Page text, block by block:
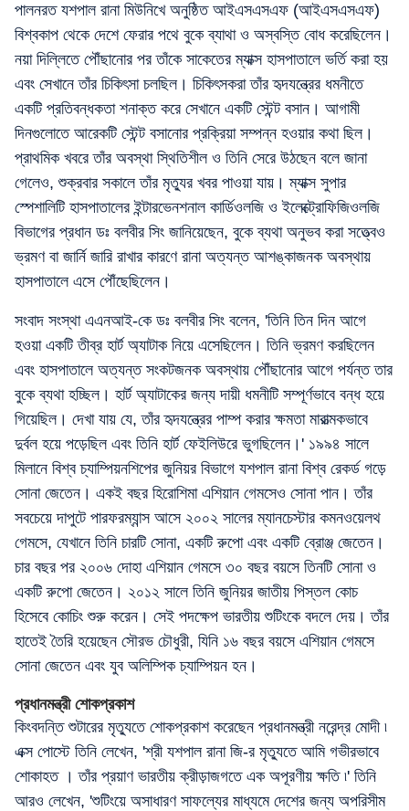
পালনরত যশপাল রানা মিউনিখে অনুষ্ঠিত আইএসএসএফ (আইএসএসএফ)
বিশ্বকাপ থেকে দেশে ফেরার পথে বুকে ব্যাথা ও অস্বস্তি বোধ করেছিলেন।
নয়া দিল্লিতে পৌঁছানোর পর তাঁকে সাকেতের ম্যাক্স হাসপাতালে ভর্তি করা হয়
এবং সেখানে তাঁর চিকিৎসা চলছিল। চিকিৎসকরা তাঁর হৃদযন্ত্রের ধমনীতে
একটি প্রতিবন্ধকতা শনাক্ত করে সেখানে একটি স্টেন্ট বসান। আগামী
দিনগুলোতে আরেকটি স্টেন্ট বসানোর প্রক্রিয়া সম্পন্ন হওয়ার কথা ছিল।
প্রাথমিক খবরে তাঁর অবস্থা স্থিতিশীল ও তিনি সেরে উঠছেন বলে জানা
গেলেও, শুক্রবার সকালে তাঁর মৃত্যুর খবর পাওয়া যায়। ম্যাক্স সুপার
স্পেশালিটি হাসপাতালের ইন্টারভেনশনাল কার্ডিওলজি ও ইলেক্ট্রোফিজিওলজি
বিভাগের প্রধান ডঃ বলবীর সিং জানিয়েছেন, বুকে ব্যথা অনুভব করা সত্ত্বেও
ভ্রমণ বা জার্নি জারি রাখার কারণে রানা অত্যন্ত আশঙ্কাজনক অবস্থায়
হাসপাতালে এসে পৌঁছেছিলেন।
সংবাদ সংস্থা এএনআই-কে ডঃ বলবীর সিং বলেন, 'তিনি তিন দিন আগে
হওয়া একটি তীব্র হার্ট অ্যাটাক নিয়ে এসেছিলেন। তিনি ভ্রমণ করছিলেন
এবং হাসপাতালে অত্যন্ত সংকটজনক অবস্থায় পৌঁছানোর আগে পর্যন্ত তার
বুকে ব্যথা হচ্ছিল। হার্ট অ্যাটাকের জন্য দায়ী ধমনীটি সম্পূর্ণভাবে বন্ধ হয়ে
গিয়েছিল। দেখা যায় যে, তাঁর হৃদযন্ত্রের পাম্প করার ক্ষমতা মারাত্মকভাবে
দুর্বল হয়ে পড়েছিল এবং তিনি হার্ট ফেইলিউরে ভুগছিলেন।' ১৯৯৪ সালে
মিলানে বিশ্ব চ্যাম্পিয়নশিপের জুনিয়র বিভাগে যশপাল রানা বিশ্ব রেকর্ড গড়ে
সোনা জেতেন। একই বছর হিরোশিমা এশিয়ান গেমসেও সোনা পান। তাঁর
সবচেয়ে দাপুটে পারফরম্যান্স আসে ২০০২ সালের ম্যানচেস্টার কমনওয়েলথ
গেমসে, যেখানে তিনি চারটি সোনা, একটি রুপো এবং একটি ব্রোঞ্জ জেতেন।
চার বছর পর ২০০৬ দোহা এশিয়ান গেমসে ৩০ বছর বয়সে তিনটি সোনা ও
একটি রুপো জেতেন। ২০১২ সালে তিনি জুনিয়র জাতীয় পিস্তল কোচ
হিসেবে কোচিং শুরু করেন। সেই পদক্ষেপ ভারতীয় শুটিংকে বদলে দেয়। তাঁর
হাতেই তৈরি হয়েছেন সৌরভ চৌধুরী, যিনি ১৬ বছর বয়সে এশিয়ান গেমসে
সোনা জেতেন এবং যুব অলিম্পিক চ্যাম্পিয়ন হন।
প্রধানমন্ত্রী শোকপ্রকাশ
কিংবদন্তি শুটারের মৃত্যুতে শোকপ্রকাশ করেছেন প্রধানমন্ত্রী নরেন্দ্র মোদী ৷
এক্স পোস্টে তিনি লেখেন, 'শ্রী যশপাল রানা জি-র মৃত্যুতে আমি গভীরভাবে
শোকাহত । তাঁর প্রয়াণ ভারতীয় ক্রীড়াজগতে এক অপূরণীয় ক্ষতি ৷' তিনি
আরও লেখেন, 'শুটিংয়ে অসাধারণ সাফল্যের মাধ্যমে দেশের জন্য অপরিসীম